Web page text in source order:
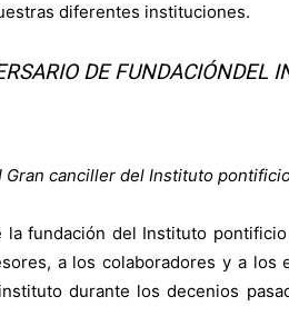
diferentes instituciones.
DE FUNDACIÓNDEL
Gran canciller del Instituto
fundación del Instituto
a los colaboradores y a
durante los decenios